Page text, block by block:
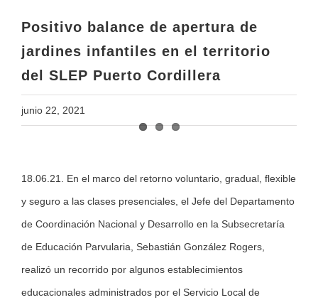
Positivo balance de apertura de
jardines infantiles en el territorio
del SLEP Puerto Cordillera
junio 22, 2021
Larger
Image
18.06.21. En el marco del retorno voluntario, gradual, flexible
y seguro a las clases presenciales, el Jefe del Departamento
de Coordinación Nacional y Desarrollo en la Subsecretaría
de Educación Parvularia, Sebastián González Rogers,
realizó un recorrido por algunos establecimientos
educacionales administrados por el Servicio Local de